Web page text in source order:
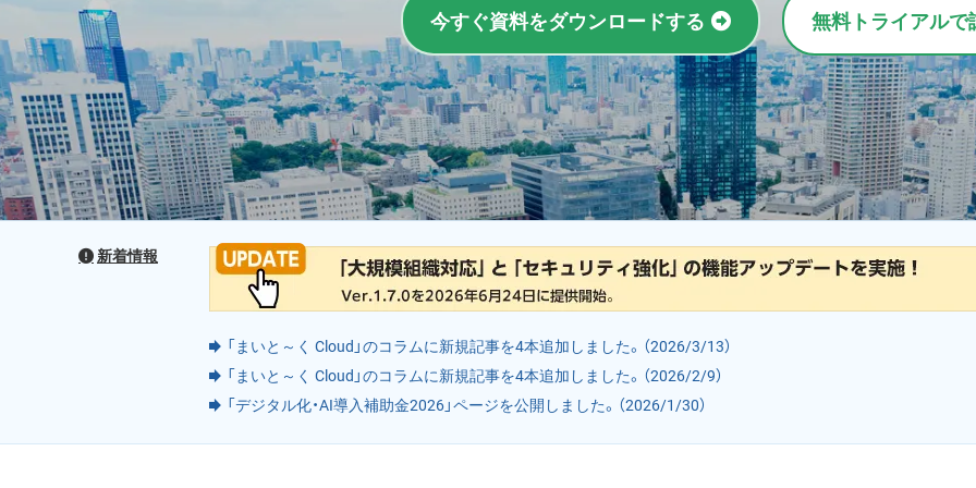
今すぐ資料をダウンロードする 無料トライアルで
新着情報
「まいと～く Cloud」のコラムに新規記事を4本追加しました。（2026/3/13）
「まいと～く Cloud」のコラムに新規記事を4本追加しました。（2026/2/9）
「デジタル化・AI導入補助金2026」ページを公開しました。（2026/1/30）